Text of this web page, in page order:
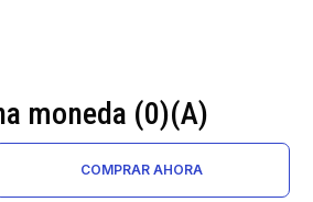
moneda (0)(A)
COMPRAR AHORA